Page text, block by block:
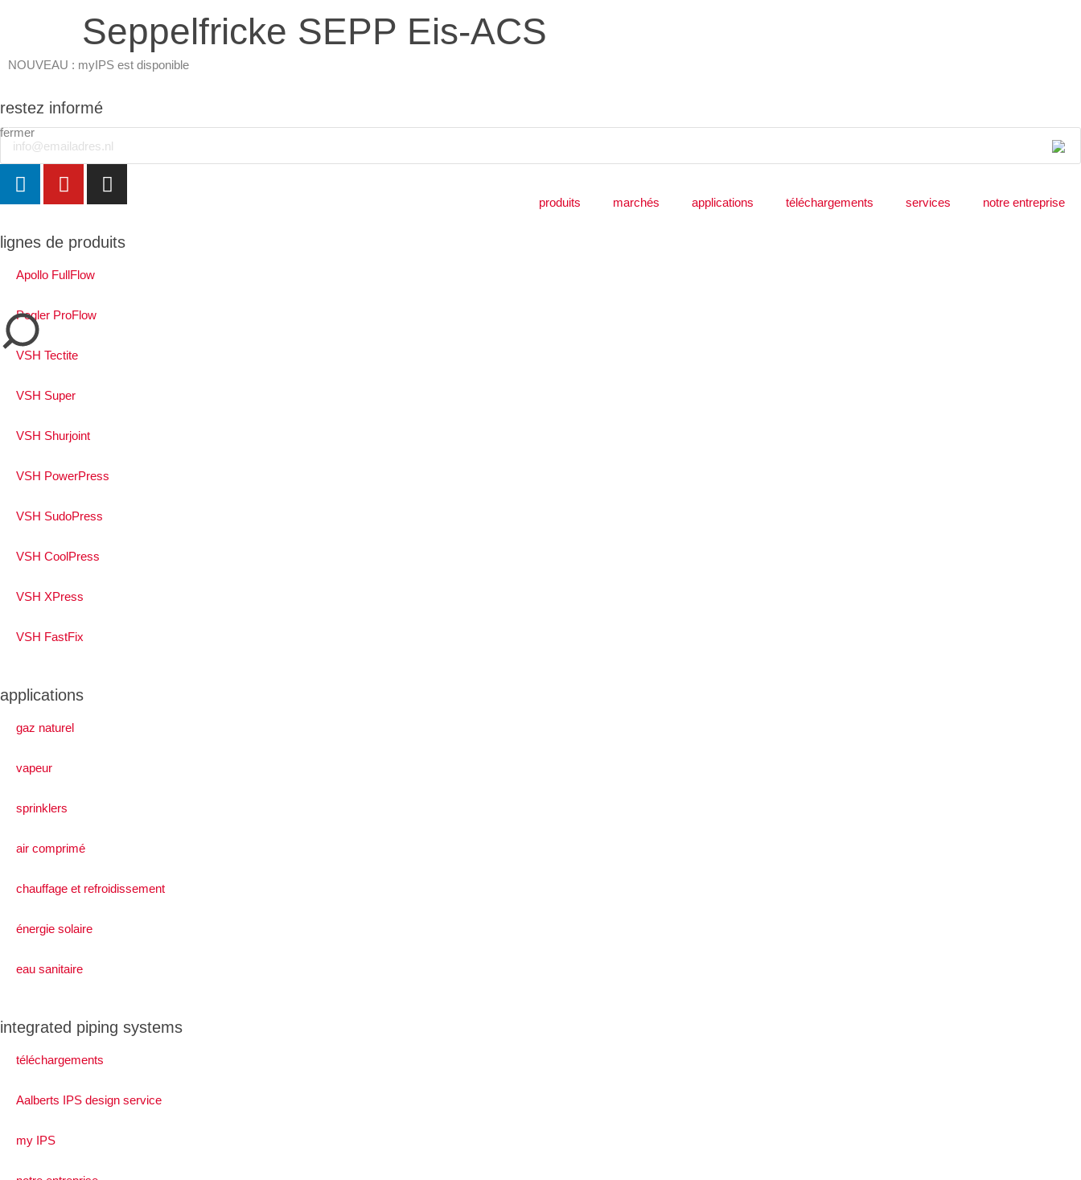
NOUVEAU : myIPS est disponible
fermer
fermer
produits marchés applications téléchargements services notre entreprise
Seppelfricke SEPP Eis-ACS
restez informé
Email
lignes de produits
Apollo FullFlow
Pegler ProFlow
VSH Tectite
VSH Super
VSH Shurjoint
VSH PowerPress
VSH SudoPress
VSH CoolPress
VSH XPress
VSH FastFix
applications
gaz naturel
vapeur
sprinklers
air comprimé
chauffage et refroidissement
énergie solaire
eau sanitaire
integrated piping systems
téléchargements
Aalberts IPS design service
my IPS